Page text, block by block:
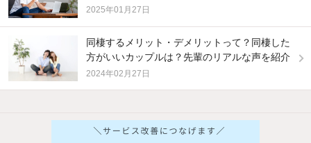
2025年01月27日
同棲するメリット・デメリットって？同棲した
方がいいカップルは？先輩のリアルな声を紹介
2024年02月27日
他の人はこんな条件で絞り込んでいます！